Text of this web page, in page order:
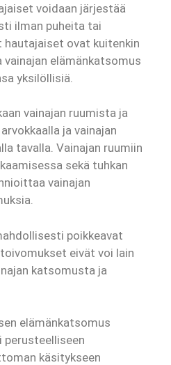
voidaan järjestää
ilman puheita tai
hautajaiset ovat kuitenkin
elämänkatsomus
yksilöllisiä.
vainajan ruumista ja
ja vainajan
tavalla. Vainajan ruumiin
sekä tuhkan
vainajan
poikkeavat
eivät voi lain
katsomusta ja
elämänkatsomus
käsitykseen